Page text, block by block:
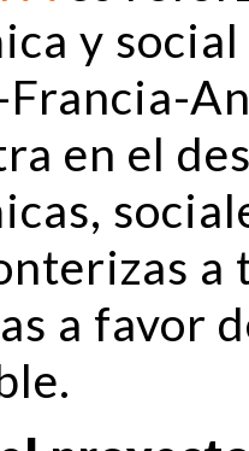
y
Francia-
en el
a
a favor